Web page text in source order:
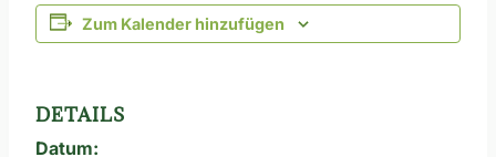
Zum Kalender hinzufügen
DETAILS
Datum: